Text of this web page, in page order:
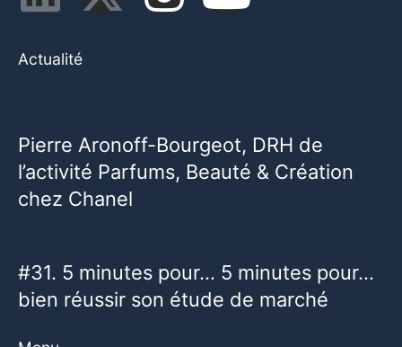
Actualité
Pierre Aronoff-Bourgeot, DRH de
l’activité Parfums, Beauté & Création
chez Chanel
#31. 5 minutes pour… 5 minutes pour…
bien réussir son étude de marché